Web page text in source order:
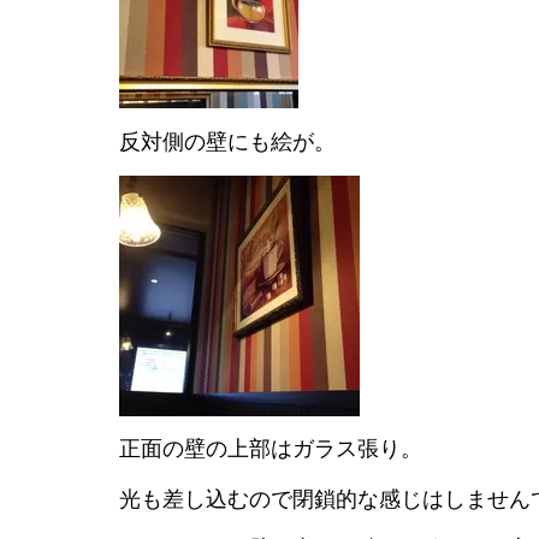
反対側の壁にも絵が。
正面の壁の上部はガラス張り。
光も差し込むので閉鎖的な感じはしません